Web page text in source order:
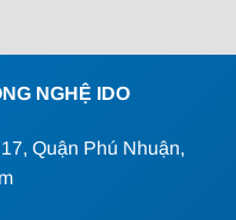
NGHỆ IDO
Quận Phú Nhuận,